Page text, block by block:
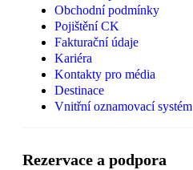
Obchodní podmínky
Pojištění CK
Fakturační údaje
Kariéra
Kontakty pro média
Destinace
Vnitřní oznamovací systém
Rezervace a podpora